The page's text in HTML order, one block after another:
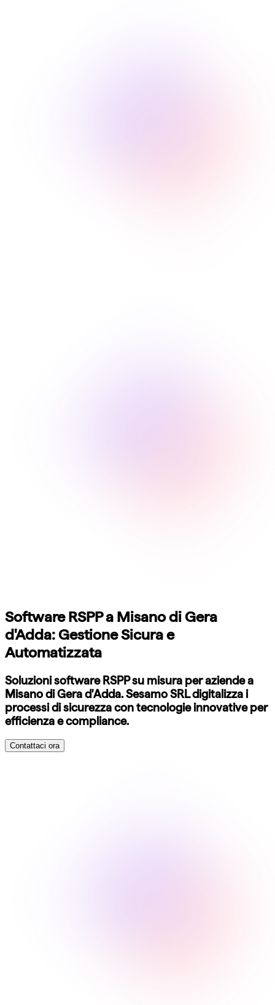
Software RSPP a Misano di Gera
d'Adda: Gestione Sicura e
Automatizzata
Soluzioni software RSPP su misura per aziende a
Misano di Gera d'Adda. Sesamo SRL digitalizza i
processi di sicurezza con tecnologie innovative per
efficienza e compliance.
Contattaci ora